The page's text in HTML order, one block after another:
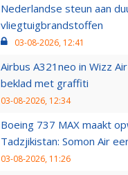
Nederlandse steun aan
vliegtuigbrandstoffen
03-08-2026, 12:41
Airbus A321neo in Wizz
beklad met graffiti
03-08-2026, 12:34
Boeing 737 MAX maakt
Tadzjikistan: Somon Air
03-08-2026, 11:26